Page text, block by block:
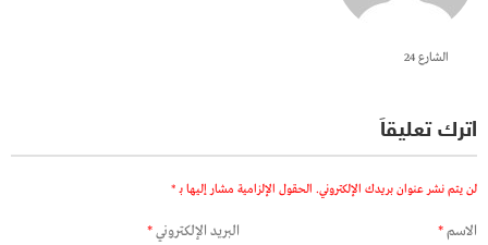
الشارع 24
اترك تعليقاً
لن يتم نشر عنوان بريدك الإلكتروني. الحقول الإلزامية مشار إليها بـ *
الاسم* البريد الإلكتروني*